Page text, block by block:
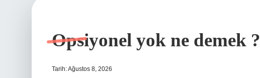
Opsiyonel yok ne demek ?
Tarih: Ağustos 8, 2026